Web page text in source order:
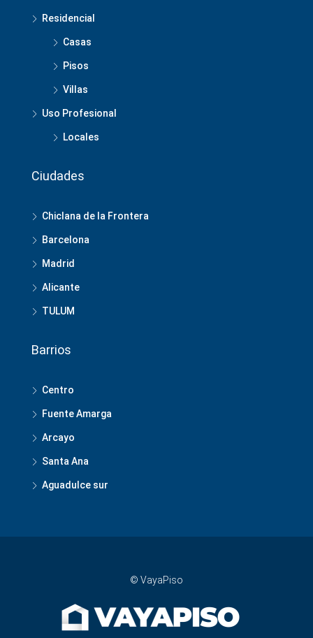
Residencial
Casas
Pisos
Villas
Uso Profesional
Locales
Ciudades
Chiclana de la Frontera
Barcelona
Madrid
Alicante
TULUM
Barrios
Centro
Fuente Amarga
Arcayo
Santa Ana
Aguadulce sur
© VayaPiso